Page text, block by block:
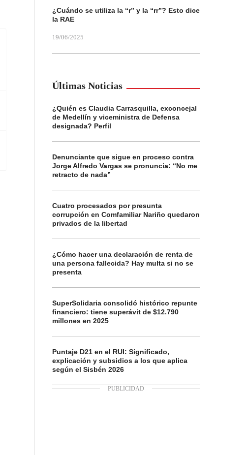
¿Cuándo se utiliza la “r” y la “rr”? Esto dice
la RAE
19/06/2025
Últimas Noticias
¿Quién es Claudia Carrasquilla, exconcejal
de Medellín y viceministra de Defensa
designada? Perfil
Denunciante que sigue en proceso contra
Jorge Alfredo Vargas se pronuncia: “No me
retracto de nada”
Cuatro procesados por presunta
corrupción en Comfamiliar Nariño quedaron
privados de la libertad
¿Cómo hacer una declaración de renta de
una persona fallecida? Hay multa si no se
presenta
SuperSolidaria consolidó histórico repunte
financiero: tiene superávit de $12.790
millones en 2025
Puntaje D21 en el RUI: Significado,
explicación y subsidios a los que aplica
según el Sisbén 2026